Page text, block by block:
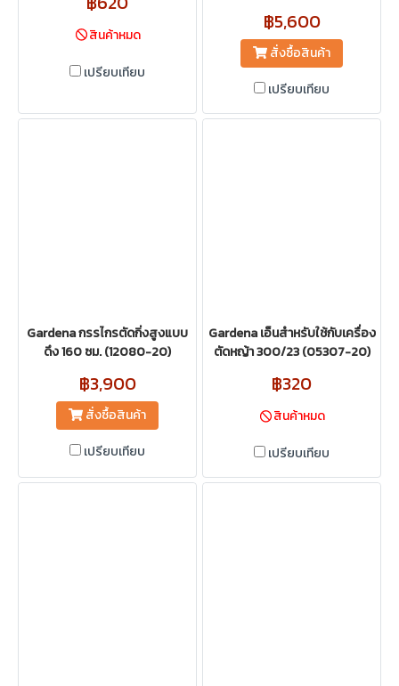
สินค้าหมด
เปรียบเทียบ
฿5,600
สั่งซื้อสินค้า
เปรียบเทียบ
Gardena กรรไกรตัดกิ่งสูงแบบ
ดึง 160 ซม. (12080-20)
฿3,900
สั่งซื้อสินค้า
เปรียบเทียบ
Gardena เอ็นสำหรับใช้กับเครื่อง
ตัดหญ้า 300/23 (05307-20)
฿320
สินค้าหมด
เปรียบเทียบ